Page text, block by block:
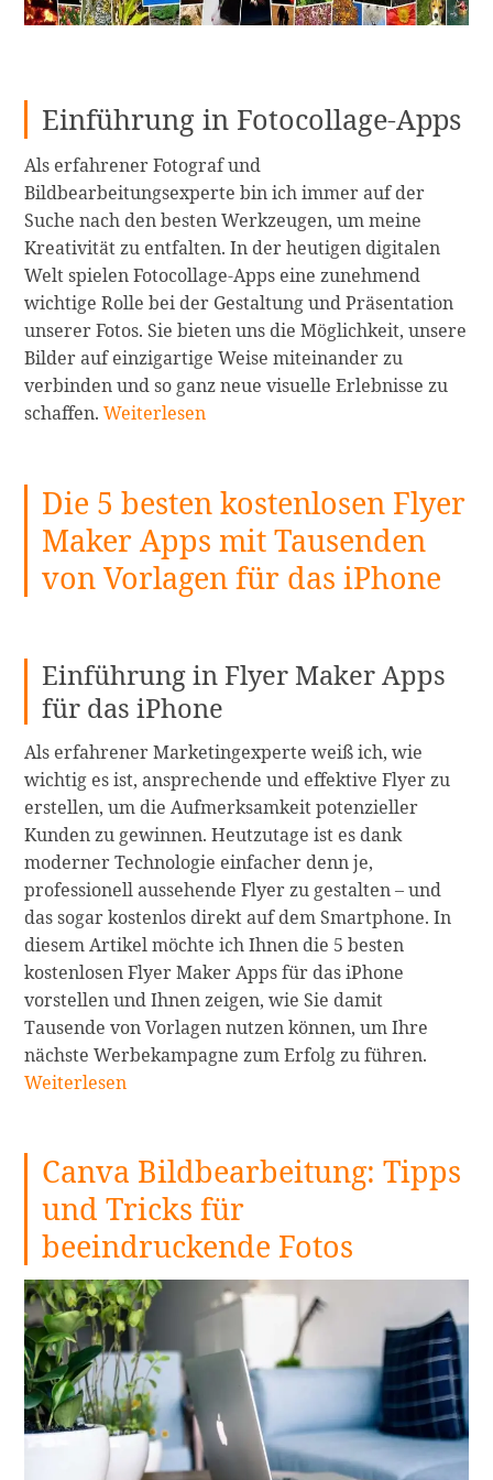
Einführung in Fotocollage-Apps
Als erfahrener Fotograf und
Bildbearbeitungsexperte bin ich immer auf der
Suche nach den besten Werkzeugen, um meine
Kreativität zu entfalten. In der heutigen digitalen
Welt spielen Fotocollage-Apps eine zunehmend
wichtige Rolle bei der Gestaltung und Präsentation
unserer Fotos. Sie bieten uns die Möglichkeit, unsere
Bilder auf einzigartige Weise miteinander zu
verbinden und so ganz neue visuelle Erlebnisse zu
schaffen.Die
KOSTENLOSEN
Fotocollage-
Apps
für
CyberLink:
Die
beste
kostenlose
Fotocollage-
App
das
iPhone
weiterlesen
Weiterlesen
Die 5 besten kostenlosen Flyer
Maker Apps mit Tausenden
von Vorlagen für das iPhone
Einführung in Flyer Maker Apps
für das iPhone
Als erfahrener Marketingexperte weiß ich, wie
wichtig es ist, ansprechende und effektive Flyer zu
erstellen, um die Aufmerksamkeit potenzieller
Kunden zu gewinnen. Heutzutage ist es dank
moderner Technologie einfacher denn je,
professionell aussehende Flyer zu gestalten – und
das sogar kostenlos direkt auf dem Smartphone. In
diesem Artikel möchte ich Ihnen die 5 besten
kostenlosen Flyer Maker Apps für das iPhone
vorstellen und Ihnen zeigen, wie Sie damit
Tausende von Vorlagen nutzen können, um Ihre
nächste Werbekampagne zum Erfolg zu führen.
Flyer
Maker
für
das
iPhone
Weiterlesen
Canva Bildbearbeitung: Tipps
und Tricks für
beeindruckende Fotos